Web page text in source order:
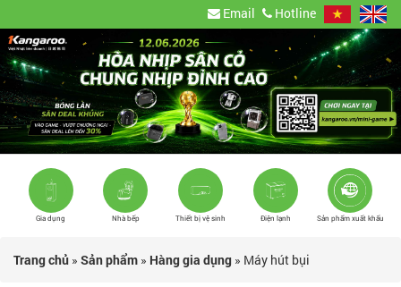
Email Hotline
Gia dụng Nhà bếp Thiết bị vệ sinh Điện lạnh Sản phẩm xuất khẩu
Trang chủ » Sản phẩm » Hàng gia dụng » Máy hút bụi